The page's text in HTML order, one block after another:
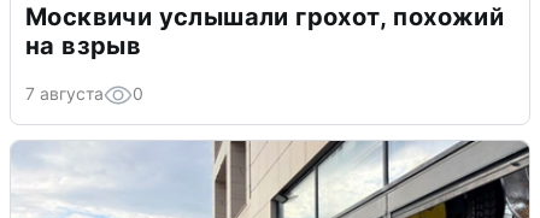
Москвичи услышали грохот, похожий
на взрыв
7 августа 0